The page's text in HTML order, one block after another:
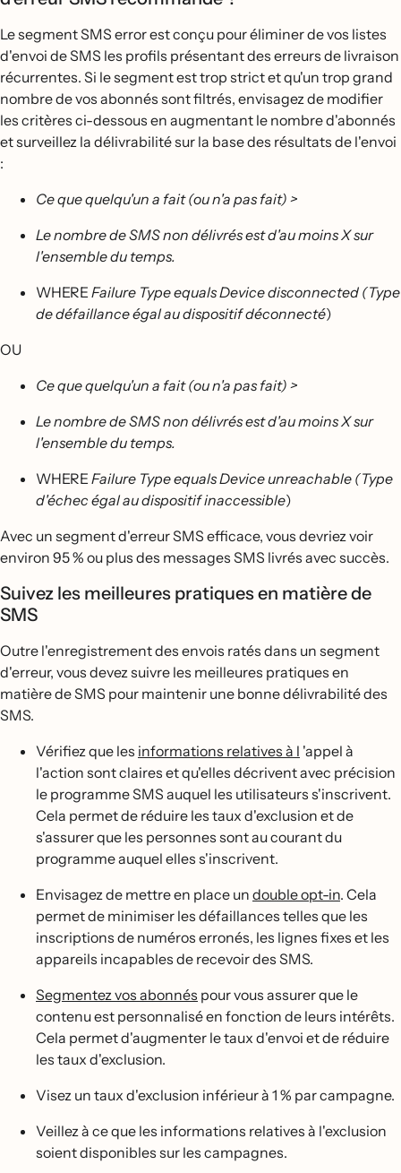
Le segment SMS error est conçu pour éliminer de vos listes
d'envoi de SMS les profils présentant des erreurs de livraison
récurrentes. Si le segment est trop strict et qu'un trop grand
nombre de vos abonnés sont filtrés, envisagez de modifier
les critères ci-dessous en augmentant le nombre d'abonnés
et surveillez la délivrabilité sur la base des résultats de l'envoi
:
Ce que quelqu'un a fait (ou n'a pas fait) >
Le nombre de SMS non délivrés est d'au moins X sur
l'ensemble du temps.
WHERE Failure Type equals Device disconnected (Type
de défaillance égal au dispositif déconnecté)
OU
Ce que quelqu'un a fait (ou n'a pas fait) >
Le nombre de SMS non délivrés est d'au moins X sur
l'ensemble du temps.
WHERE Failure Type equals Device unreachable (Type
d'échec égal au dispositif inaccessible)
Avec un segment d'erreur SMS efficace, vous devriez voir
environ 95 % ou plus des messages SMS livrés avec succès.
Suivez les meilleures pratiques en matière de
SMS
Outre l'enregistrement des envois ratés dans un segment
d'erreur, vous devez suivre les meilleures pratiques en
matière de SMS pour maintenir une bonne délivrabilité des
SMS.
Vérifiez que les informations relatives à l 'appel à
l'action sont claires et qu'elles décrivent avec précision
le programme SMS auquel les utilisateurs s'inscrivent.
Cela permet de réduire les taux d'exclusion et de
s'assurer que les personnes sont au courant du
programme auquel elles s'inscrivent.
Envisagez de mettre en place un double opt-in. Cela
permet de minimiser les défaillances telles que les
inscriptions de numéros erronés, les lignes fixes et les
appareils incapables de recevoir des SMS.
Segmentez vos abonnés pour vous assurer que le
contenu est personnalisé en fonction de leurs intérêts.
Cela permet d'augmenter le taux d'envoi et de réduire
les taux d'exclusion.
Visez un taux d'exclusion inférieur à 1 % par campagne.
Veillez à ce que les informations relatives à l'exclusion
soient disponibles sur les campagnes.